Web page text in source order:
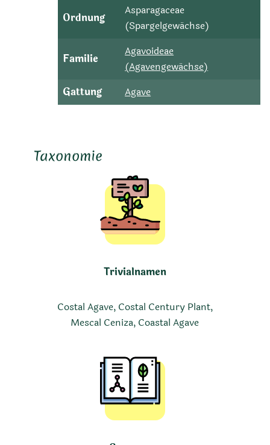
Ordnung
Asparagaceae
(Spargelgewächse)
Familie
Agavoideae
(Agavengewächse)
Gattung
Agave
Taxonomie
Trivialnamen
Costal Agave, Costal Century Plant,
Mescal Ceniza, Coastal Agave